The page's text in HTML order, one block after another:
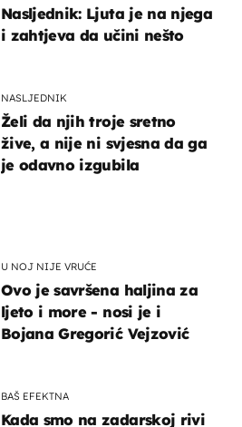
Nasljednik: Ljuta je na njega
i zahtjeva da učini nešto
NASLJEDNIK
Želi da njih troje sretno
žive, a nije ni svjesna da ga
je odavno izgubila
U NOJ NIJE VRUĆE
Ovo je savršena haljina za
ljeto i more - nosi je i
Bojana Gregorić Vejzović
BAŠ EFEKTNA
Kada smo na zadarskoj rivi